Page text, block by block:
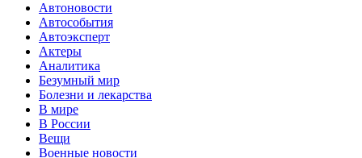
Автоновости
Автособытия
Автоэксперт
Актеры
Аналитика
Безумный мир
Болезни и лекарства
В мире
В России
Вещи
Военные новости